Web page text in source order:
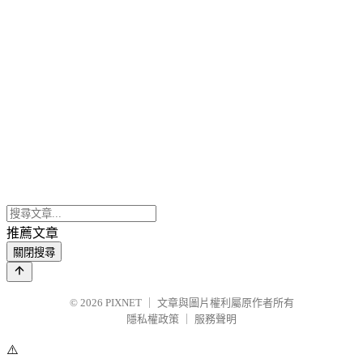
推薦文章
關閉搜尋
© 2026 PIXNET
文章與圖片權利屬原作者所有
隱私權政策
服務聲明
⚠️